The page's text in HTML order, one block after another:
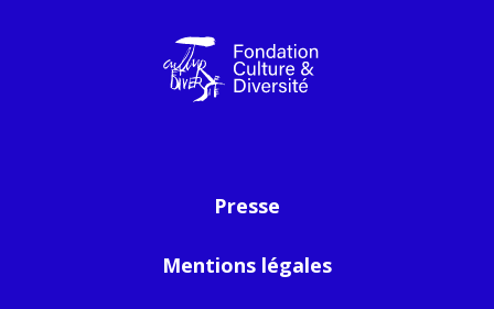
Presse
Mentions légales